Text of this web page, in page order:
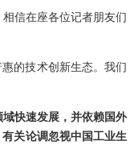
信在座各位记者朋友们
的技术创新生态。我们
快速发展，并依赖国外
关论调忽视中国工业生